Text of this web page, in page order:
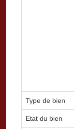
Type de bien
Etat du bien